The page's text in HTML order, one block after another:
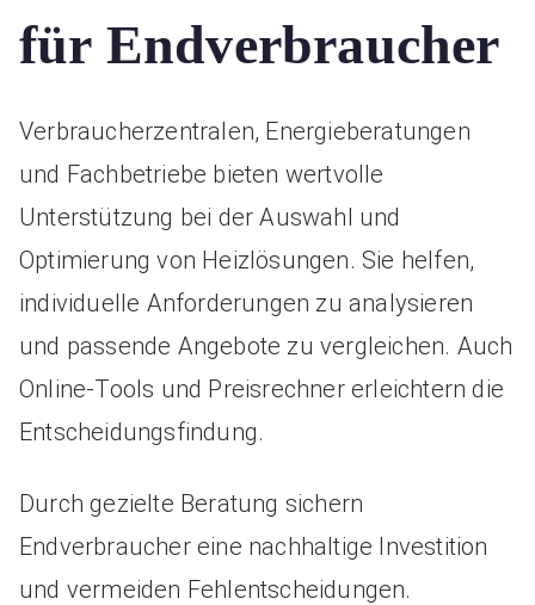
für Endverbraucher
Verbraucherzentralen, Energieberatungen
und Fachbetriebe bieten wertvolle
Unterstützung bei der Auswahl und
Optimierung von Heizlösungen. Sie helfen,
individuelle Anforderungen zu analysieren
und passende Angebote zu vergleichen. Auch
Online-Tools und Preisrechner erleichtern die
Entscheidungsfindung.
Durch gezielte Beratung sichern
Endverbraucher eine nachhaltige Investition
und vermeiden Fehlentscheidungen.